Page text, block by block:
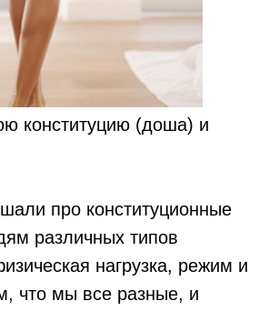
конституцию (доша) и
про конституционные
различных типов
нагрузка, режим и
что мы все разные, и